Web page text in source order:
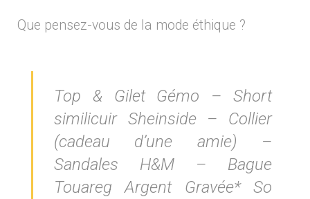
Que pensez-vous de la mode éthique ?
Top & Gilet Gémo – Short
similicuir Sheinside – Collier
(cadeau d’une amie) –
Sandales H&M – Bague
Touareg Argent Gravée* So